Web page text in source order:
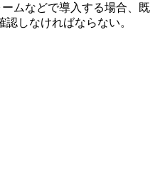
ムなどで導入する場合、既
しなければならない。